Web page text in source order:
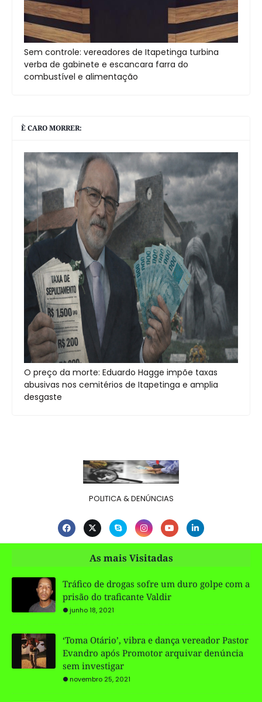
Sem controle: vereadores de Itapetinga turbina
verba de gabinete e escancara farra do
combustível e alimentação
È CARO MORRER:
O preço da morte: Eduardo Hagge impõe taxas
abusivas nos cemitérios de Itapetinga e amplia
desgaste
POLITICA & DENÚNCIAS
As mais Visitadas
Tráfico de drogas sofre um duro golpe com a
prisão do traficante Valdir
junho 18, 2021
‘Toma Otário’, vibra e dança vereador Pastor
Evandro após Promotor arquivar denúncia
sem investigar
novembro 25, 2021